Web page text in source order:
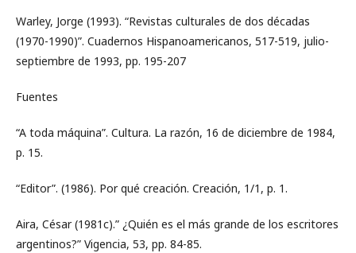
Warley, Jorge (1993). “Revistas culturales de dos décadas
(1970-1990)”. Cuadernos Hispanoamericanos, 517-519, julio-
septiembre de 1993, pp. 195-207
Fuentes
“A toda máquina”. Cultura. La razón, 16 de diciembre de 1984,
p. 15.
“Editor”. (1986). Por qué creación. Creación, 1/1, p. 1.
Aira, César (1981c).” ¿Quién es el más grande de los escritores
argentinos?” Vigencia, 53, pp. 84-85.